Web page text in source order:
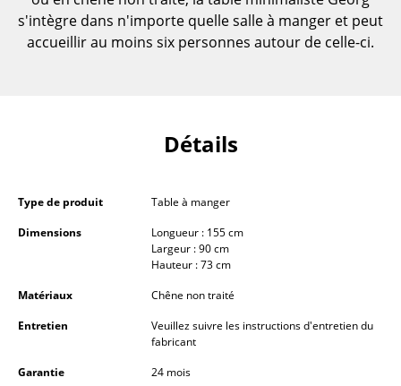
... voir toutes les tables
Rangements
Buffets & Commodes
Meubles TV
Caissons roulants et Meubles d’appoint
Meubles de bar
Petits rangements
s'intègre dans n'importe quelle salle à manger et peut
accueillir au moins six personnes autour de celle-ci.
Détails
Type de produit
Table à manger
Dimensions
Longueur : 155 cm
Largeur : 90 cm
Hauteur : 73 cm
Matériaux
Chêne non traité
Entretien
Veuillez suivre les instructions d'entretien du
fabricant
Garantie
24 mois